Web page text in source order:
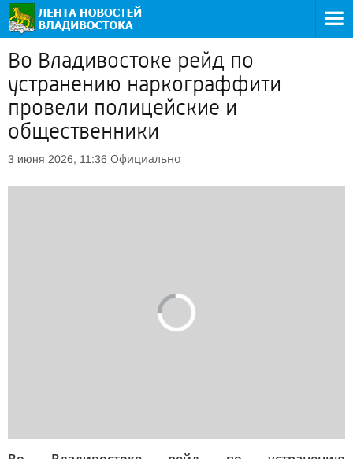
Во Владивостоке рейд по
устранению наркограффити
провели полицейские и
общественники
3 июня 2026, 11:36 Официально